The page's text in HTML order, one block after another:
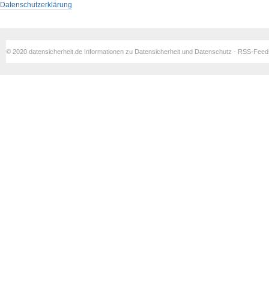
Datenschutzerklärung
© 2020 datensicherheit.de Informationen zu Datensicherheit und Datenschutz - RSS-